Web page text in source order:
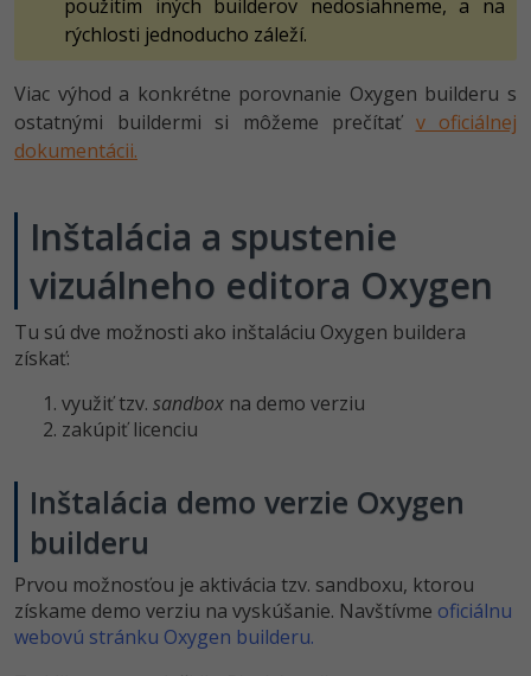
použitím iných builderov nedosiahneme, a na
rýchlosti jednoducho záleží.
Viac výhod a konkrétne porovnanie Oxygen builderu s
ostatnými buildermi si môžeme prečítať v oficiálnej
dokumentácii.
Inštalácia a spustenie
vizuálneho editora Oxygen
Tu sú dve možnosti ako inštaláciu Oxygen buildera
získať:
využiť tzv. sandbox na demo verziu
zakúpiť licenciu
Inštalácia demo verzie Oxygen
builderu
Prvou možnosťou je aktivácia tzv. sandboxu, ktorou
získame demo verziu na vyskúšanie. Navštívme oficiálnu
webovú stránku Oxygen builderu.